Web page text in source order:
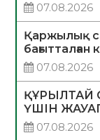
07.08.2026
Қаржылық
бағытталған
07.08.2026
ҚҰРЫЛТАЙ
ҮШІН
07.08.2026